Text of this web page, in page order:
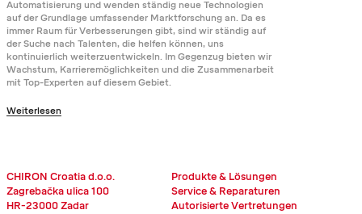
Automatisierung und wenden ständig neue Technologien
auf der Grundlage umfassender Marktforschung an. Da es
immer Raum für Verbesserungen gibt, sind wir ständig auf
der Suche nach Talenten, die helfen können, uns
kontinuierlich weiterzuentwickeln. Im Gegenzug bieten wir
Wachstum, Karrieremöglichkeiten und die Zusammenarbeit
mit Top-Experten auf diesem Gebiet.
Weiterlesen
CHIRON Croatia d.o.o.
Zagrebačka ulica 100
HR-23000 Zadar
Produkte & Lösungen
Service & Reparaturen
Autorisierte Vertretungen